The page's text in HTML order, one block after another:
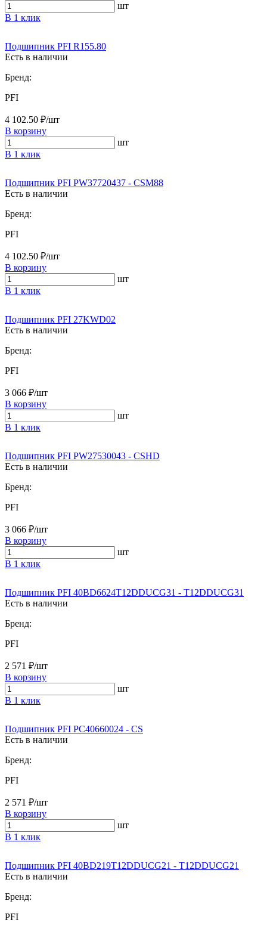
шт
В 1 клик
Подшипник PFI R155.80
Есть в наличии
Бренд:
PFI
4 102.50 ₽/шт
В корзину
шт
В 1 клик
Подшипник PFI PW37720437 - CSM88
Есть в наличии
Бренд:
PFI
4 102.50 ₽/шт
В корзину
шт
В 1 клик
Подшипник PFI 27KWD02
Есть в наличии
Бренд:
PFI
3 066 ₽/шт
В корзину
шт
В 1 клик
Подшипник PFI PW27530043 - CSHD
Есть в наличии
Бренд:
PFI
3 066 ₽/шт
В корзину
шт
В 1 клик
Подшипник PFI 40BD6624T12DDUCG31 - T12DDUCG31
Есть в наличии
Бренд:
PFI
2 571 ₽/шт
В корзину
шт
В 1 клик
Подшипник PFI PC40660024 - CS
Есть в наличии
Бренд:
PFI
2 571 ₽/шт
В корзину
шт
В 1 клик
Подшипник PFI 40BD219T12DDUCG21 - T12DDUCG21
Есть в наличии
Бренд:
PFI